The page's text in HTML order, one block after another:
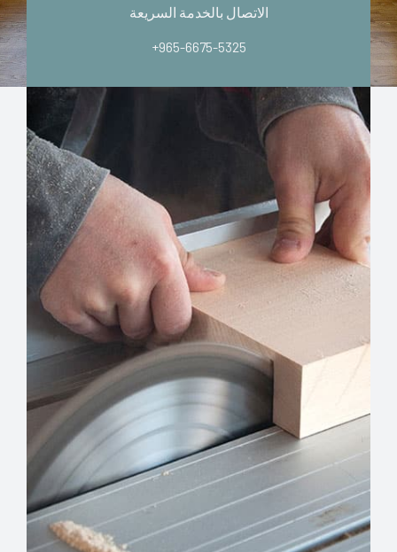
الاتصال بالخدمة السريعة
+965-6675-5325